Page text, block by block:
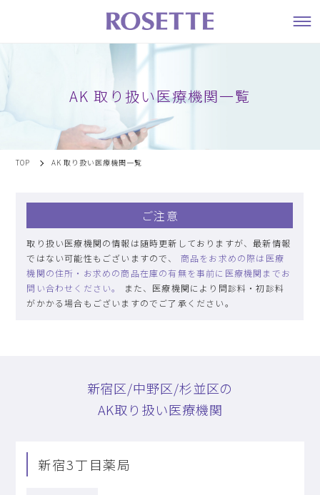
AK 取り扱い医療機関一覧
TOP AK 取り扱い医療機関一覧
ご注意
取り扱い医療機関の情報は随時更新しておりますが、最新情報
ではない可能性もございますので、 商品をお求めの際は医療
機関の住所・お求めの商品在庫の有無を事前に医療機関までお
問い合わせください。
また、医療機関により問診料・初診料
がかかる場合もございますのでご了承ください。
新宿区/中野区/杉並区の
AK取り扱い医療機関
新宿3丁目薬局